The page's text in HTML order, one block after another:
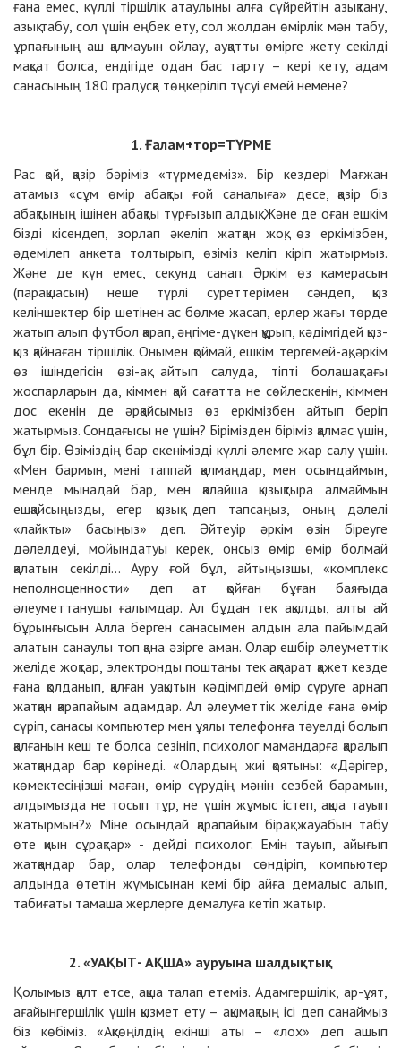
ғана емес, күллі тіршілік атаулыны алға сүйрейтін азықтану,
азық табу, сол үшін еңбек ету, сол жолдан өмірлік мән табу,
ұрпағының аш қалмауын ойлау, ауқатты өмірге жету секілді
мақсат болса, ендігіде одан бас тарту – кері кету, адам
санасының 180 градусқа төңкеріліп түсуі емей немене?
1. Ғалам+тор=ТҮРМЕ
Рас қой, қазір бәріміз «түрмедеміз». Бір кездері Мағжан
атамыз «сұм өмір абақты ғой саналыға» десе, қазір біз
абақтының ішінен абақты тұрғызып алдық. Және де оған ешкім
бізді кісендеп, зорлап әкеліп жатқан жоқ, өз еркімізбен,
әдемілеп анкета толтырып, өзіміз келіп кіріп жатырмыз.
Және де күн емес, секунд санап. Әркім өз камерасын
(парақшасын) неше түрлі суреттерімен сәндеп, қыз
келіншектер бір шетінен ас бөлме жасап, ерлер жағы төрде
жатып алып футбол қарап, әңгіме-дүкен құрып, кәдімгідей қыз-
қыз қайнаған тіршілік. Онымен қоймай, ешкім тергемей-ақ, әркім
өз ішіндегісін өзі-ақ айтып салуда, тіпті болашақтағы
жоспарларын да, кіммен қай сағатта не сөйлескенін, кіммен
дос екенін де әрқайсымыз өз еркімізбен айтып беріп
жатырмыз. Сондағысы не үшін? Бірімізден біріміз қалмас үшін,
бұл бір. Өзіміздің бар екенімізді күллі әлемге жар салу үшін.
«Мен бармын, мені таппай қалмаңдар, мен осындаймын,
менде мынадай бар, мен қалайша қызықтыра алмаймын
ешқайсыңызды, егер қызық деп тапсаңыз, оның дәлелі
«лайкты» басыңыз» деп. Әйтеуір әркім өзін біреуге
дәлелдеуі, мойындатуы керек, онсыз өмір өмір болмай
қалатын секілді... Ауру ғой бұл, айтыңызшы, «комплекс
неполноценности» деп ат қойған бұған баяғыда
әлеуметтанушы ғалымдар. Ал бұдан тек ақылды, алты ай
бұрынғысын Алла берген санасымен алдын ала пайымдай
алатын санаулы топ қана әзірге аман. Олар ешбір әлеуметтік
желіде жоқтар, электронды поштаны тек ақпарат қажет кезде
ғана қолданып, қалған уақытын кәдімгідей өмір сүруге арнап
жатқан қарапайым адамдар. Ал әлеуметтік желіде ғана өмір
сүріп, санасы компьютер мен ұялы телефонға тәуелді болып
қалғанын кеш те болса сезініп, психолог мамандарға қаралып
жатқандар бар көрінеді. «Олардың жиі қоятыны: «Дәрігер,
көмектесіңізші маған, өмір сүрудің мәнін сезбей барамын,
алдымызда не тосып тұр, не үшін жұмыс істеп, ақша тауып
жатырмын?» Міне осындай қарапайым бірақ жауабын табу
өте қиын сұрақтар» - дейді психолог. Емін тауып, айығып
жатқандар бар, олар телефонды сөндіріп, компьютер
алдында өтетін жұмысынан кемі бір айға демалыс алып,
табиғаты тамаша жерлерге демалуға кетіп жатыр.
2. «УАҚЫТ- АҚША» ауруына шалдықтық
Қолымыз қалт етсе, ақша талап етеміз. Адамгершілік, ар-ұят,
ағайынгершілік үшін қызмет ету – ақымақтың ісі деп санаймыз
біз көбіміз. «Ақкөңілдің екінші аты – «лох» деп ашып